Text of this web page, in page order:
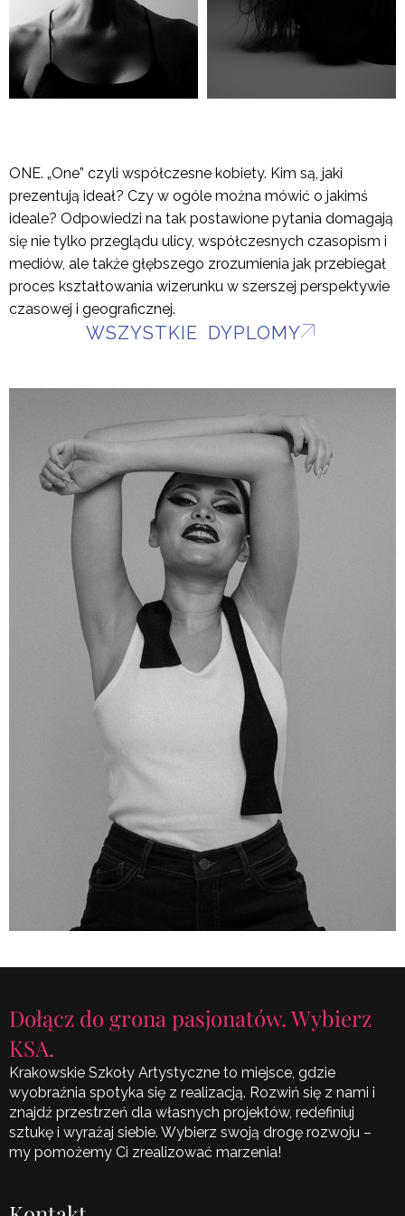
ONE. „One” czyli współczesne kobiety. Kim są, jaki
prezentują ideał? Czy w ogóle można mówić o jakimś
ideale? Odpowiedzi na tak postawione pytania domagają
się nie tylko przeglądu ulicy, współczesnych czasopism i
mediów, ale także głębszego zrozumienia jak przebiegał
proces kształtowania wizerunku w szerszej perspektywie
czasowej i geograficznej.
WSZYSTKIE DYPLOMY
Dołącz do grona pasjonatów. Wybierz
KSA.
Krakowskie Szkoły Artystyczne to miejsce, gdzie
wyobraźnia spotyka się z realizacją. Rozwiń się z nami i
znajdź przestrzeń dla własnych projektów, redefiniuj
sztukę i wyrażaj siebie. Wybierz swoją drogę rozwoju –
my pomożemy Ci zrealizować marzenia!